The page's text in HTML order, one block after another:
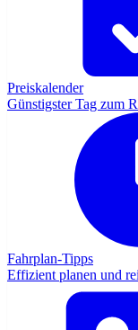
Preiskalender
Günstigster Tag zum
Fahrplan-Tipps
Effizient planen und